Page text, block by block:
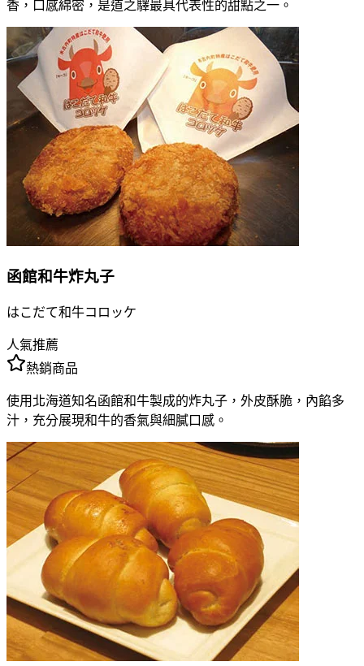
香，口感綿密，是道之驛最具代表性的甜點之一。
函館和牛炸丸子
はこだて和牛コロッケ
人氣推薦
熱銷商品
使用北海道知名函館和牛製成的炸丸子，外皮酥脆，內餡多
汁，充分展現和牛的香氣與細膩口感。